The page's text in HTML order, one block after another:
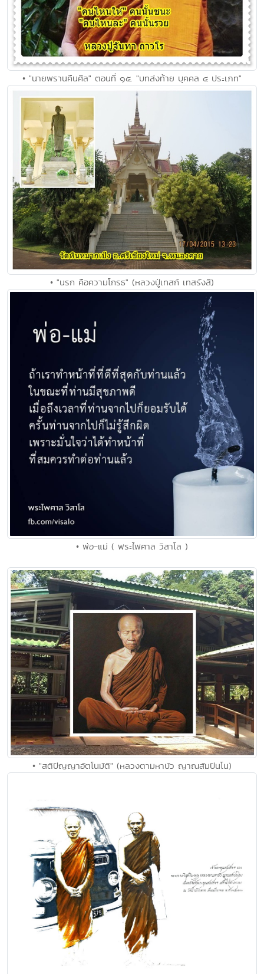
• "นายพรานคืนศีล" ตอนที่ ๑๕. "บทส่งท้าย บุคคล ๔ ประเภท"
• "นรก คือความโกรธ" (หลวงปู่เทสก์ เทสรังสี)
• พ่อ-แม่ ( พระไพศาล วิสาโล )
• "สติปัญญาอัตโนมัติ" (หลวงตามหาบัว ญาณสัมปันโน)